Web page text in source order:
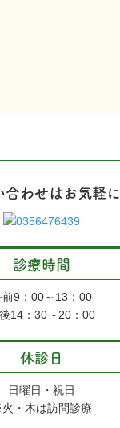
合わせはお気軽に
診療時間
前9：00～13：00
14：30～20：00
休診日
日曜日・祝日
・木は訪問診療